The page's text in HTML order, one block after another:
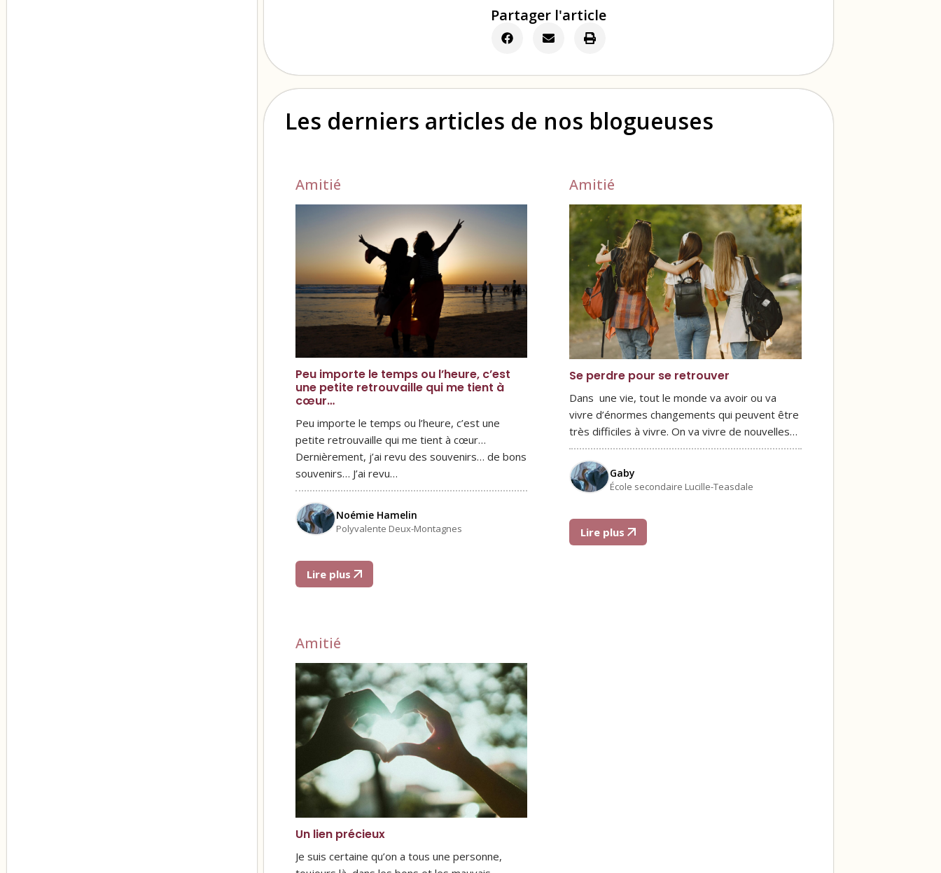
Partager l'article
Les derniers articles de nos blogueuses
Amitié
Peu importe le temps ou l’heure, c’est
une petite retrouvaille qui me tient à
cœur…
Peu importe le temps ou l’heure, c’est une
petite retrouvaille qui me tient à cœur…
Dernièrement, j’ai revu des souvenirs… de bons
souvenirs… J’ai revu…
Noémie Hamelin
Polyvalente Deux-Montagnes
Lire plus
Amitié
Se perdre pour se retrouver
Dans une vie, tout le monde va avoir ou va
vivre d’énormes changements qui peuvent être
très difficiles à vivre. On va vivre de nouvelles…
Gaby
École secondaire Lucille-Teasdale
Lire plus
Amitié
Un lien précieux
Je suis certaine qu’on a tous une personne,